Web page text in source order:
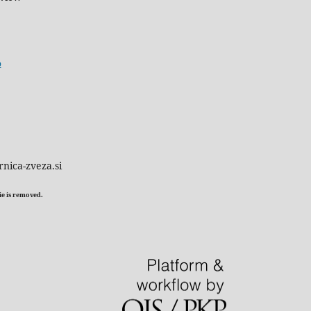
zveza.si
is removed.